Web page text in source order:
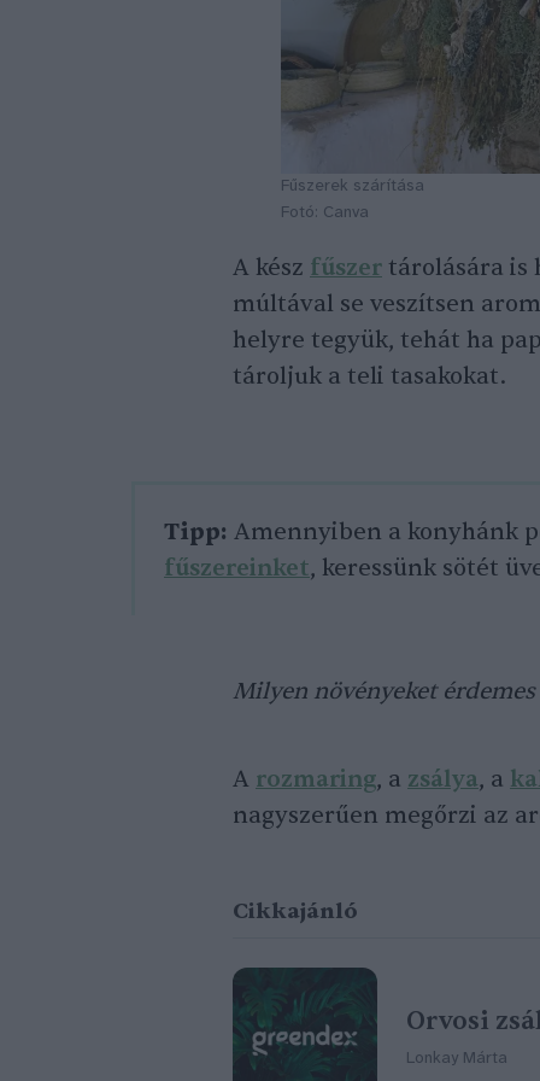
Fűszerek szárítása
Fotó: Canva
A kész fűszer tárolására is
múltával se veszítsen
helyre tegyük, tehát ha
tároljuk a teli tasakokat.
Tipp: Amennyiben a konyhánk
fűszereinket, keressünk sötét
Milyen növényeket
A rozmaring, a zsálya, a
nagyszerűen megőrzi az
Cikkajánló
Orvosi
Lonkay Márta